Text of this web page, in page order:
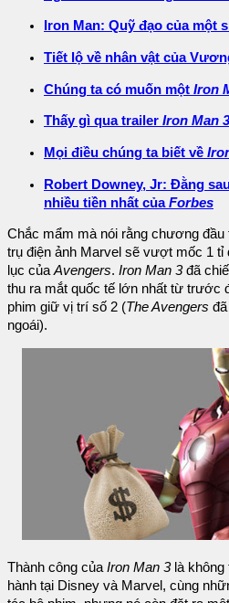
Iron Man: Quỹ đạo của một
Tiết lộ về nhân vật của
Chúng ta có muốn một Iron
Thấy gì qua trailer Iron Man 3
Mọi điều chúng ta biết về
Robert Downey, Jr: Đằng
nhiều tiền nhất củaForbes
Chắc mẩm mà nói rằng chương đầu
trụ điện ảnh Marvel sẽ vượt mốc 1 tỉ
lục củaAvengers. Iron Man 3đã
thu ra mắt quốc tế lớn nhất từ trước
phim giữ vị trí số 2 (The Avengers
ngoái).
Thành công của Iron Man 3là không
hành tại Disney và Marvel, cùng